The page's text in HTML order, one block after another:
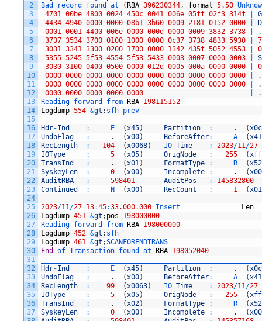
2
3
4
5
6
7
8
9
10
11
12
13
14
15
16
17
18
19
20
21
22
23
24
25
26
27
28
29
30
31
32
33
34
35
36
37
Bad
record found at ( RBA 396230344, format 5.50
4701 00be 4800 0024 450c 0041 006e 05ff 02f3 314f
G
4434 4940 0000 0000 08b1 3b60 0009 2181 0152 0000
0001 0001 4400 006e 0000 000d 0000 0009 3832 3738
.
3737 3534 3700 0100 1000 0000 0c37 3738 4833 5930
3031 3341 3300 0200 1700 0000 1342 435f 5052 4553
5355 5245 5f53 4554 5f53 5433 0003 0007 0000 0003
3030 3100 0400 0500 0000 012d 0005 000a 0000 0000
0000 0000 0000 0000 0000 0000 0000 0000 0000 0000
.
0000 0000 0000 0000 0000 0000 0000 0000 0000 0000
.
0000 0000 0000 0000 0000
.
Reading forward from RBA 198115152
Logdump 554 &gt ; sfh prev
Hdr-Ind : E (x45) Partition : . (x0c
UndoFlag
: . (x00) BeforeAfter: A (x41
RecLength
: 104 (x0068) IO Time : 2023/11/27
IOType
: 5 (x05) OrigNode : 255 (xff
TransInd
: . (x01) FormatType : R (x52
SyskeyLen
: 0 (x00) Incomplete : . (x00
AuditRBA
: 598401 AuditPos :
145832800
Continued
: N (x00) RecCount : 1 (x01
2023/11/27 13:45:33.000.000 Insert
Len
Logdump 451 &gt ; pos
198000000
Reading forward from RBA 198000000
Logdump 452 &gt ; sfh
Logdump 461 &gt ;SCANFORENDTRANS
End
of Transaction found at RBA 198052040
Hdr-Ind : E (x45) Partition : . (x0c
UndoFlag
: . (x00) BeforeAfter: A (x41
RecLength
: 99 (x0063) IO Time : 2023/11/27
IOType
: 5 (x05) OrigNode : 255 (xff
TransInd
: . (x02) FormatType : R (x52
SyskeyLen
: 0 (x00) Incomplete : . (x00